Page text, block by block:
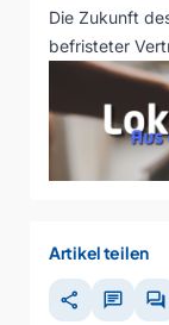
Die Zukunft
befristeter
Artikel teilen
share chat forum